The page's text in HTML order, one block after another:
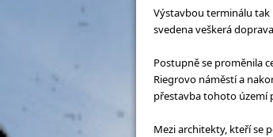
Výstavbou terminálu tak
svedena veškerá
Postupně se proměnila
Riegrovo náměstí a
přestavba tohoto území
Mezi architekty, kteří se